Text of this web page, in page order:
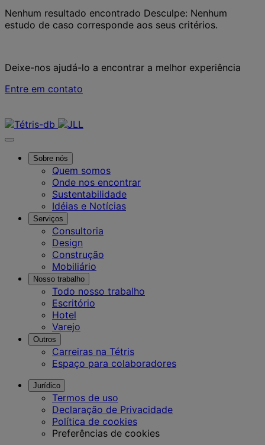
Nenhum resultado encontrado Desculpe: Nenhum
estudo de caso corresponde aos seus critérios.
Deixe-nos ajudá-lo a encontrar a melhor experiência
Entre em contato
Sobre nós
Quem somos
Onde nos encontrar
Sustentabilidade
Idéias e Notícias
Serviços
Consultoria
Design
Construção
Mobiliário
Nosso trabalho
Todo nosso trabalho
Escritório
Hotel
Varejo
Outros
Carreiras na Tétris
Espaço para colaboradores
Jurídico
Termos de uso
Declaração de Privacidade
Política de cookies
Preferências de cookies